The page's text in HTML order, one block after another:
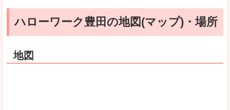
ハローワーク豊田の地図(マップ)・場所
地図